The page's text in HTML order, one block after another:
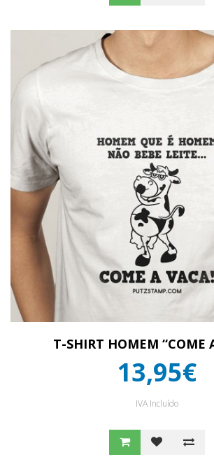
T-SHIRT HOMEM “COME
13,95€
IVA Incluído